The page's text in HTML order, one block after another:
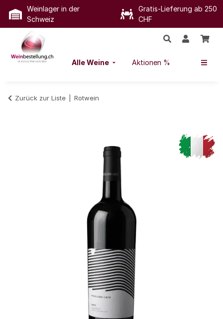
Weinlager in der
Schweiz
Gratis-Lieferung ab 250
CHF
Alle Weine Aktionen %
Zurück zur Liste Rotwein